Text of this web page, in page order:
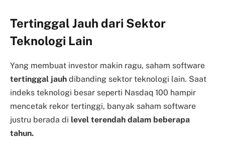
Tertinggal Jauh dari Sektor
Teknologi Lain
Yang membuat investor makin ragu, saham software
tertinggal jauh dibanding sektor teknologi lain. Saat
indeks teknologi besar seperti Nasdaq 100 hampir
mencetak rekor tertinggi, banyak saham software
justru berada di level terendah dalam beberapa
tahun.